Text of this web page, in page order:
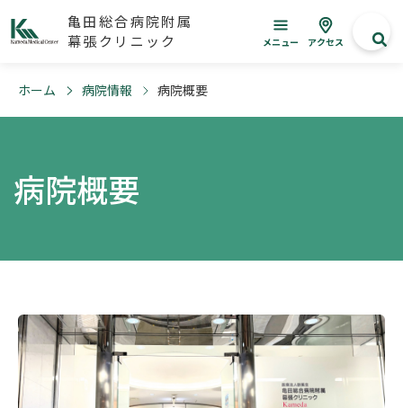
亀田総合病院附属
幕張クリニック
メニュー アクセス
ホーム 病院情報 病院概要
病院概要